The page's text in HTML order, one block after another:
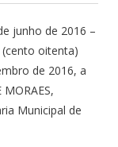
junho de 2016 –
oitenta)
de 2016, a
Municipal de